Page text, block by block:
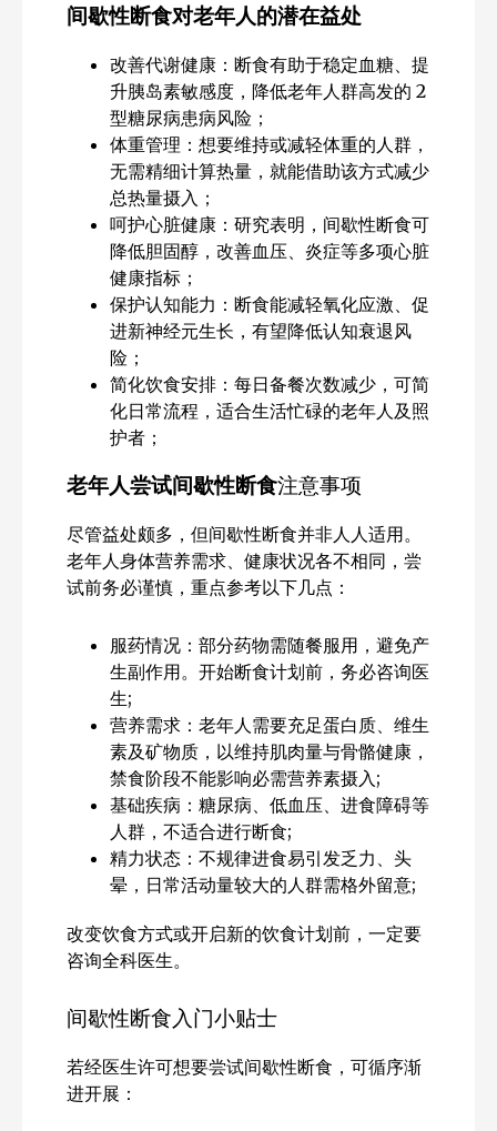
间歇性断食对老年人的潜在益处
改善代谢健康：断食有助于稳定血糖、提
升胰岛素敏感度，降低老年人群高发的 2
型糖尿病患病风险；
体重管理：想要维持或减轻体重的人群，
无需精细计算热量，就能借助该方式减少
总热量摄入；
呵护心脏健康：研究表明，间歇性断食可
降低胆固醇，改善血压、炎症等多项心脏
健康指标；
保护认知能力：断食能减轻氧化应激、促
进新神经元生长，有望降低认知衰退风
险；
简化饮食安排：每日备餐次数减少，可简
化日常流程，适合生活忙碌的老年人及照
护者；
老年人尝试间歇性断食注意事项
尽管益处颇多，但间歇性断食并非人人适用。
老年人身体营养需求、健康状况各不相同，尝
试前务必谨慎，重点参考以下几点：
服药情况：部分药物需随餐服用，避免产
生副作用。开始断食计划前，务必咨询医
生;
营养需求：老年人需要充足蛋白质、维生
素及矿物质，以维持肌肉量与骨骼健康，
禁食阶段不能影响必需营养素摄入;
基础疾病：糖尿病、低血压、进食障碍等
人群，不适合进行断食;
精力状态：不规律进食易引发乏力、头
晕，日常活动量较大的人群需格外留意;
改变饮食方式或开启新的饮食计划前，一定要
咨询全科医生。
间歇性断食入门小贴士
若经医生许可想要尝试间歇性断食，可循序渐
进开展：